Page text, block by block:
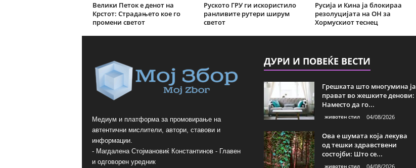
Велики Петок е денот на
Крстот: Страдањето кое го
промени светот
Руското ГРУ ги искористило
ранливите рутери ширум
светот
Русија и Кина ја блокираа
резолуцијата на ОН за
Хормускиот теснец
Медиум и платформа за промовирање на
автентични мислители, автори, ставови и
информации.
- Магдалена Стојмановиќ Константинов - Главен
и одговорен уредник
ДУРИ И ПОВЕЌЕ ВЕСТИ
Грешката што многумина ја
прават во жешките денови:
Наместо да го...
животен стил 04/08/2026
Ова е шумата која лекува
од тешки здравствени
состојби: Што се...
животен стил 04/08/2026